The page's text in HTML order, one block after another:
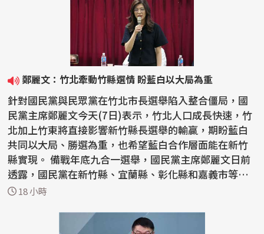
鄭麗文：竹北牽動竹縣選情 盼藍白以大局為重
針對國民黨與民眾黨在竹北市長選舉陷入整合僵局，國
民黨主席鄭麗文今天(7日)表示，竹北人口成長快速，竹
北加上竹東將直接影響新竹縣長選舉的輸贏，期盼藍白
共同以大局、勝選為重，也希望藍白合作層面能在新竹
縣實現。 備戰年底九合一選舉，國民黨主席鄭麗文日前
透露，國民黨在新竹縣、宜蘭縣、彰化縣和嘉義市等縣
市長...
18 小時